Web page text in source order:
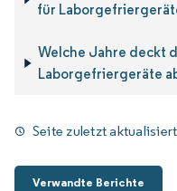
für
Welche Jahre deckt
Laborgefriergeräte
Seite zuletzt
Verwandte Berichte